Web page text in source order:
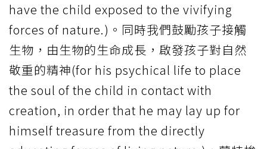
have the child exposed to the vivifying
forces of nature.)。同時我們鼓勵孩子接觸
生物，由生物的生命成長，啟發孩子對自然
敬重的精神(for his psychical life to place
the soul of the child in contact with
creation, in order that he may lay up for
himself treasure from the directly